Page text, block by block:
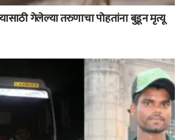
गेलेल्या तरुणाचा पोहतांना बुडून मृत्यू